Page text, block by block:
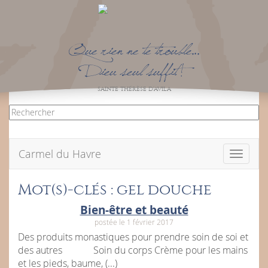
Que rien ne te trouble…
Dieu seul suffit !
SAINTE THÉRÈSE D’AVILA
Toggle
Carmel du Havre
Mot(s)-clés : gel douche
Bien-être et beauté
postée le 1 février 2017
Des produits monastiques pour prendre soin de soi et
des autres Soin du corps Crème pour les mains
et les pieds, baume, (...)